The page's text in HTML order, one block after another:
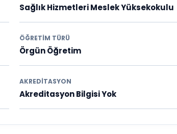
Sağlık Hizmetleri Meslek Yüksekokulu
ÖĞRETIM TÜRÜ
Örgün Öğretim
AKREDITASYON
Akreditasyon Bilgisi Yok